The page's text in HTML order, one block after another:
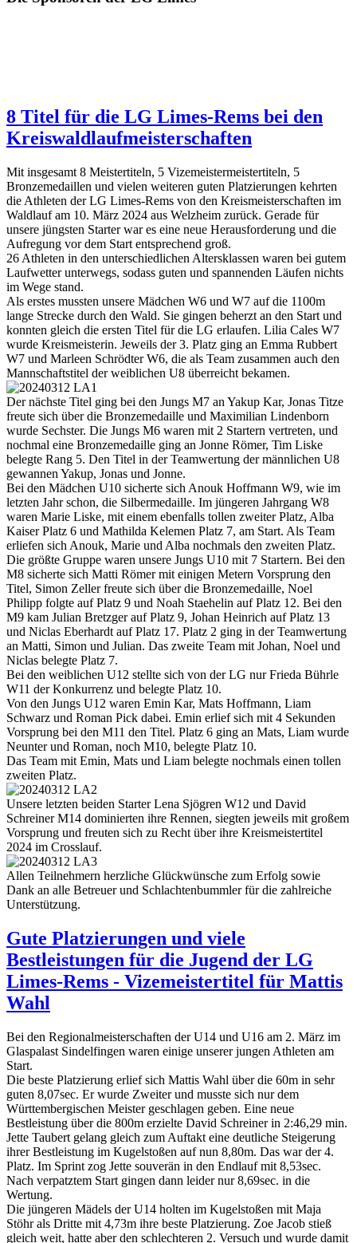
8 Titel für die LG Limes-Rems bei den
Kreiswaldlaufmeisterschaften
Mit insgesamt 8 Meistertiteln, 5 Vizemeistermeistertiteln, 5
Bronzemedaillen und vielen weiteren guten Platzierungen kehrten
die Athleten der LG Limes-Rems von den Kreismeisterschaften im
Waldlauf am 10. März 2024 aus Welzheim zurück. Gerade für
unsere jüngsten Starter war es eine neue Herausforderung und die
Aufregung vor dem Start entsprechend groß.
26 Athleten in den unterschiedlichen Altersklassen waren bei gutem
Laufwetter unterwegs, sodass guten und spannenden Läufen nichts
im Wege stand.
Als erstes mussten unsere Mädchen W6 und W7 auf die 1100m
lange Strecke durch den Wald. Sie gingen beherzt an den Start und
konnten gleich die ersten Titel für die LG erlaufen. Lilia Cales W7
wurde Kreismeisterin. Jeweils der 3. Platz ging an Emma Rubbert
W7 und Marleen Schrödter W6, die als Team zusammen auch den
Mannschaftstitel der weiblichen U8 überreicht bekamen.
Der nächste Titel ging bei den Jungs M7 an Yakup Kar, Jonas Titze
freute sich über die Bronzemedaille und Maximilian Lindenborn
wurde Sechster. Die Jungs M6 waren mit 2 Startern vertreten, und
nochmal eine Bronzemedaille ging an Jonne Römer, Tim Liske
belegte Rang 5. Den Titel in der Teamwertung der männlichen U8
gewannen Yakup, Jonas und Jonne.
Bei den Mädchen U10 sicherte sich Anouk Hoffmann W9, wie im
letzten Jahr schon, die Silbermedaille. Im jüngeren Jahrgang W8
waren Marie Liske, mit einem ebenfalls tollen zweiter Platz, Alba
Kaiser Platz 6 und Mathilda Kelemen Platz 7, am Start. Als Team
erliefen sich Anouk, Marie und Alba nochmals den zweiten Platz.
Die größte Gruppe waren unsere Jungs U10 mit 7 Startern. Bei den
M8 sicherte sich Matti Römer mit einigen Metern Vorsprung den
Titel, Simon Zeller freute sich über die Bronzemedaille, Noel
Philipp folgte auf Platz 9 und Noah Staehelin auf Platz 12. Bei den
M9 kam Julian Bretzger auf Platz 9, Johan Heinrich auf Platz 13
und Niclas Eberhardt auf Platz 17. Platz 2 ging in der Teamwertung
an Matti, Simon und Julian. Das zweite Team mit Johan, Noel und
Niclas belegte Platz 7.
Bei den weiblichen U12 stellte sich von der LG nur Frieda Bührle
W11 der Konkurrenz und belegte Platz 10.
Von den Jungs U12 waren Emin Kar, Mats Hoffmann, Liam
Schwarz und Roman Pick dabei. Emin erlief sich mit 4 Sekunden
Vorsprung bei den M11 den Titel. Platz 6 ging an Mats, Liam wurde
Neunter und Roman, noch M10, belegte Platz 10.
Das Team mit Emin, Mats und Liam belegte nochmals einen tollen
zweiten Platz.
Unsere letzten beiden Starter Lena Sjögren W12 und David
Schreiner M14 dominierten ihre Rennen, siegten jeweils mit großem
Vorsprung und freuten sich zu Recht über ihre Kreismeistertitel
2024 im Crosslauf.
Allen Teilnehmern herzliche Glückwünsche zum Erfolg sowie
Dank an alle Betreuer und Schlachtenbummler für die zahlreiche
Unterstützung.
Gute Platzierungen und viele
Bestleistungen für die Jugend der LG
Limes-Rems - Vizemeistertitel für Mattis
Wahl
Bei den Regionalmeisterschaften der U14 und U16 am 2. März im
Glaspalast Sindelfingen waren einige unserer jungen Athleten am
Start.
Die beste Platzierung erlief sich Mattis Wahl über die 60m in sehr
guten 8,07sec. Er wurde Zweiter und musste sich nur dem
Württembergischen Meister geschlagen geben. Eine neue
Bestleistung über die 800m erzielte David Schreiner in 2:46,29 min.
Jette Taubert gelang gleich zum Auftakt eine deutliche Steigerung
ihrer Bestleistung im Kugelstoßen auf nun 8,80m. Das war der 4.
Platz. Im Sprint zog Jette souverän in den Endlauf mit 8,53sec.
Nach verpatztem Start gingen dann leider nur 8,69sec. in die
Wertung.
Die jüngeren Mädels der U14 holten im Kugelstoßen mit Maja
Stöhr als Dritte mit 4,73m ihre beste Platzierung. Zoe Jacob stieß
gleich weit, hatte aber den schlechteren 2. Versuch und wurde damit